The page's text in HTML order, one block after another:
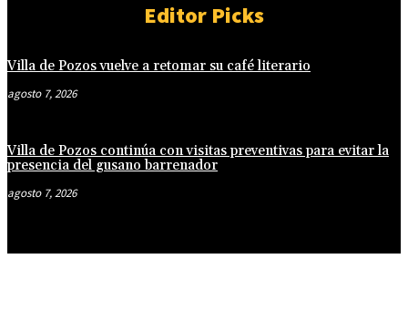
Editor Picks
Villa de Pozos vuelve a retomar su café literario
agosto 7, 2026
Villa de Pozos continúa con visitas preventivas para evitar la
presencia del gusano barrenador
agosto 7, 2026